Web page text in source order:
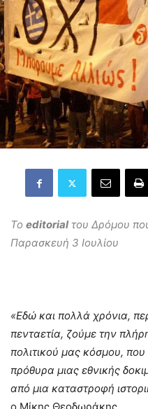
Το editorialτου Δρόμου
Παρασκευή 3 Ιουλίου
«Εδώ και πολλά χρόνια,
πενταετία, ζούμε την
πολιτικού μας κόσμου,
πρόθυρα μιας εθνικής
από μια καταστροφή